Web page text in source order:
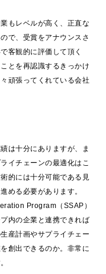
もレベルが高く、正直な
で、受賞をアナウンスさ
客観的に評価して頂く
とを再認識するきっかけ
頑張ってくれている会社
は十分にありますが、ま
イチェーンの最適化はこ
的には十分可能である見
める必要があります。
Program（SSAP）
内の企業と連携できれば
産計画やサプライチェー
創出できるのか。非常に